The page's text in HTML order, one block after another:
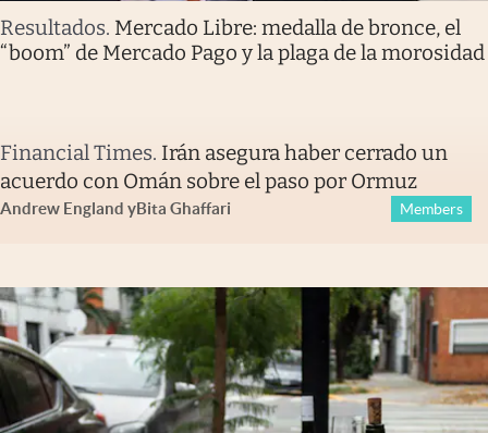
Resultados. Mercado Libre: medalla de bronce, el
“boom” de Mercado Pago y la plaga de la morosidad
Financial Times. Irán asegura haber cerrado un
acuerdo con Omán sobre el paso por Ormuz
Andrew England yBita Ghaffari Members